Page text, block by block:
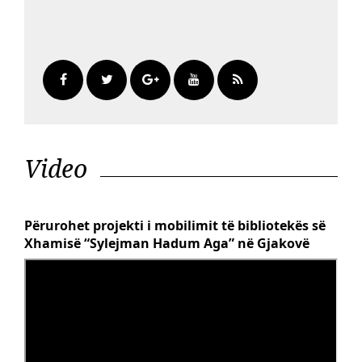
Video
Përurohet projekti i mobilimit të bibliotekës së
Xhamisë “Sylejman Hadum Aga” në Gjakovë